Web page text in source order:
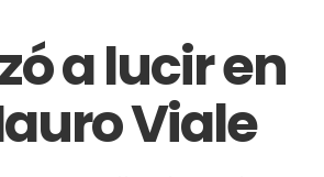
a lucir en
Viale